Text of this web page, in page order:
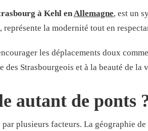
à Kehl enAllemagne, est un
, représente la modernité tout en
les déplacements doux
Strasbourgeois et à la beauté de la
autant de ponts
par plusieurs facteurs. La géographie